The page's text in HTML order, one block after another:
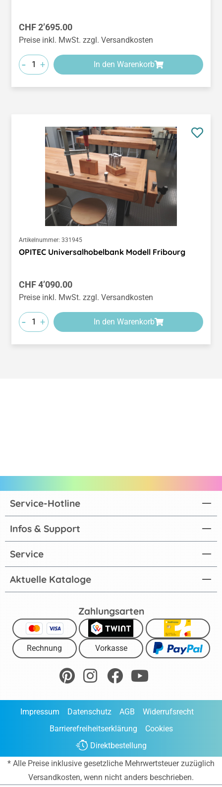
Regulärer Preis:
CHF 2’695.00
Preise inkl. MwSt. zzgl. Versandkosten
- + In den Warenkorb
Artikelnummer: 331945
OPITEC Universalhobelbank Modell Fribourg
Regulärer Preis:
CHF 4’090.00
Preise inkl. MwSt. zzgl. Versandkosten
- + In den Warenkorb
Aktuelle Kataloge
Service-Hotline
Infos & Support
Service
Zahlungsarten
Rechnung Vorkasse
Impressum Datenschutz AGB
Widerrufsrecht
Barrierefreiheitserklärung
Cookies
Direktbestellung
* Alle Preise inklusive gesetzliche Mehrwertsteuer zuzüglich
Versandkosten, wenn nicht anders beschrieben.